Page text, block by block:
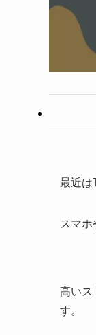
最近は
スマ
高いス
す。